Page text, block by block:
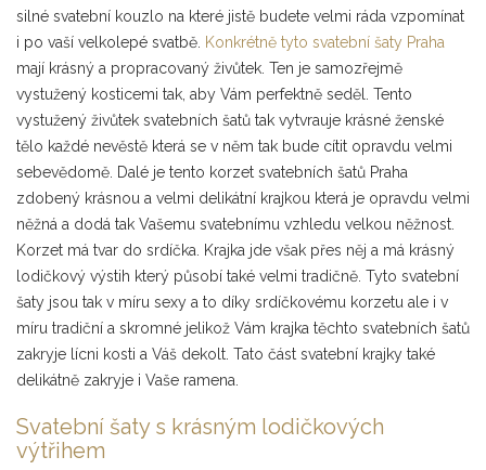
silné svatební kouzlo na které jistě budete velmi ráda vzpomínat
i po vaší velkolepé svatbě. Konkrétně tyto svatební šaty Praha
mají krásný a propracovaný živůtek. Ten je samozřejmě
vystužený kosticemi tak, aby Vám perfektně seděl. Tento
vystužený živůtek svatebních šatů tak vytvrauje krásné ženské
tělo každé nevěstě která se v něm tak bude cítit opravdu velmi
sebevědomě. Dalé je tento korzet svatebních šatů Praha
zdobený krásnou a velmi delikátní krajkou která je opravdu velmi
něžná a dodá tak Vašemu svatebnímu vzhledu velkou něžnost.
Korzet má tvar do srdíčka. Krajka jde však přes něj a má krásný
lodičkový výstih který působí také velmi tradičně. Tyto svatební
šaty jsou tak v míru sexy a to díky srdíčkovému korzetu ale i v
míru tradiční a skromné jelikož Vám krajka těchto svatebních šatů
zakryje lícni kosti a Váš dekolt. Tato část svatební krajky také
delikátně zakryje i Vaše ramena.
Svatební šaty s krásným lodičkových
výtřihem